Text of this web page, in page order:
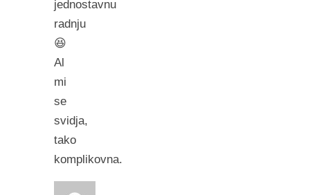
jednostavnu
radnju
😆
Al
mi
se
svidja,
tako
komplikovna.